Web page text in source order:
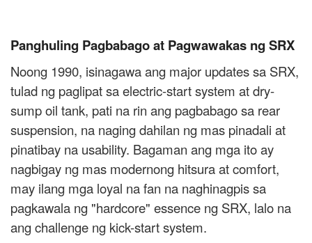
Panghuling Pagbabago at Pagwawakas ng SRX
Noong 1990, isinagawa ang major updates sa SRX,
tulad ng paglipat sa electric-start system at dry-
sump oil tank, pati na rin ang pagbabago sa rear
suspension, na naging dahilan ng mas pinadali at
pinatibay na usability. Bagaman ang mga ito ay
nagbigay ng mas modernong hitsura at comfort,
may ilang mga loyal na fan na naghinagpis sa
pagkawala ng "hardcore" essence ng SRX, lalo na
ang challenge ng kick-start system.